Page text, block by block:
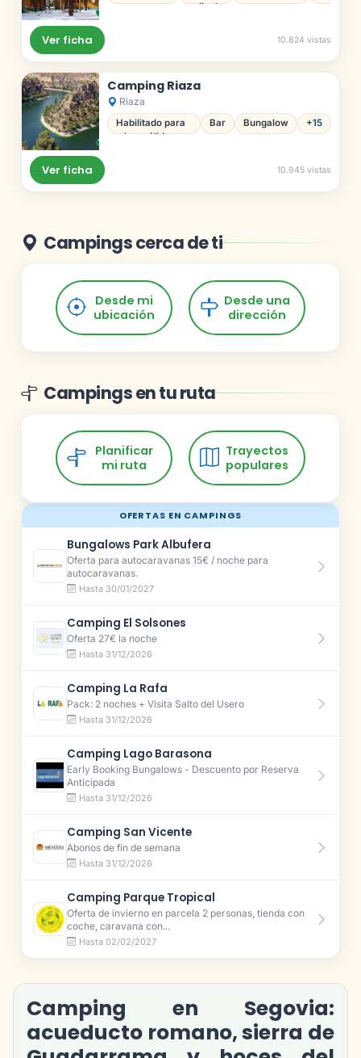
OFERTAS EN CAMPINGS
Bungalows Park Albufera
Oferta para autocaravanas 15€ / noche para
autocaravanas.
Hasta 30/01/2027
Camping El Solsones
Oferta 27€ la noche
Hasta 31/12/2026
Camping La Rafa
Pack: 2 noches + Visita Salto del Usero
Hasta 31/12/2026
Camping Lago Barasona
Early Booking Bungalows - Descuento por Reserva
Anticipada
Hasta 31/12/2026
Camping San Vicente
Abonos de fin de semana
Hasta 31/12/2026
Camping Parque Tropical
Oferta de invierno en parcela 2 personas, tienda con
coche, caravana con...
Hasta 02/02/2027
caliente
para
Ver ficha 10.824 vistas
Camping Riaza
Riaza
Habilitado para
minusválidos
Bar Bungalow +15
Ver ficha 10.945 vistas
Campings cerca de ti
Desde mi
ubicación
Desde una
dirección
Campings en tu ruta
Planificar
mi ruta
Trayectos
populares
Camping en Segovia:
acueducto romano, sierra de